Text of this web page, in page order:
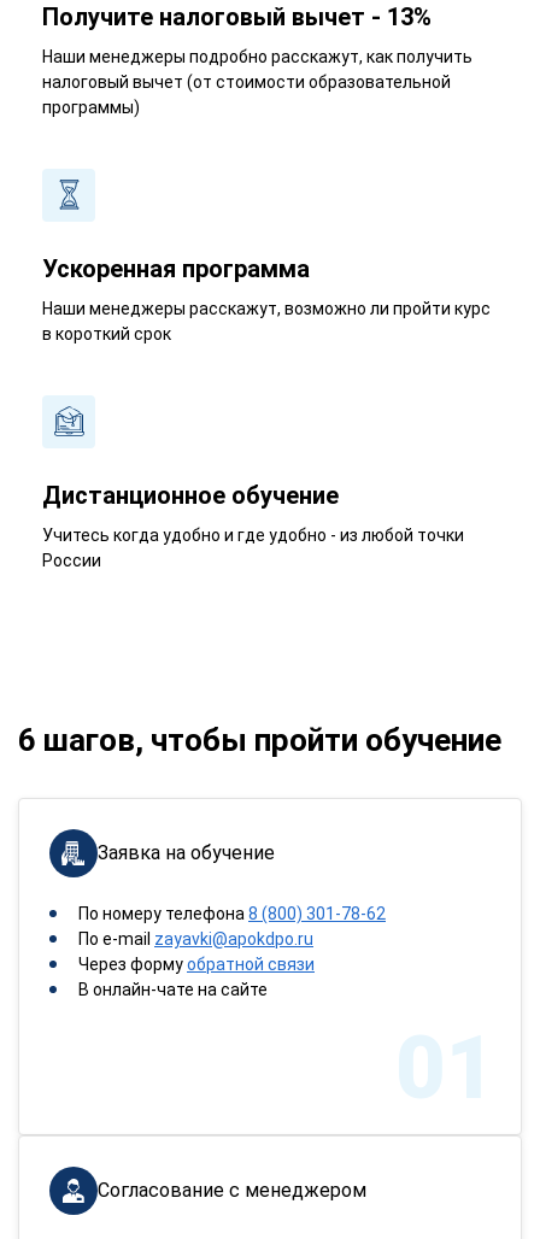
Получите налоговый вычет - 13%
Наши менеджеры подробно расскажут, как получить
налоговый вычет (от стоимости образовательной
программы)
Ускоренная программа
Наши менеджеры расскажут, возможно ли пройти курс
в короткий срок
Дистанционное обучение
Учитесь когда удобно и где удобно - из любой точки
России
6 шагов, чтобы пройти обучение
Заявка на обучение
По номеру телефона 8 (800) 301-78-62
По e-mail zayavki@apokdpo.ru
Через формуобратной связи
В онлайн-чате на сайте
01
Согласование с менеджером